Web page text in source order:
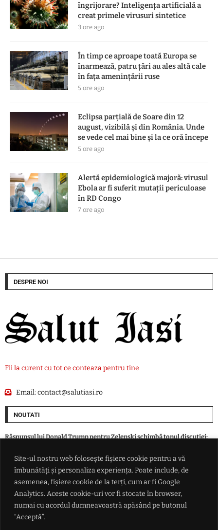
Site-ul nostru web folosește fișiere cookie pentru a vă
îmbunătăți și personaliza experiența. Poate include, de
asemenea, fișiere cookie de la terți, cum ar fi Google
Analytics. Aceste cookie-uri vor fi stocate în browser,
numai cu acordul dumneavoastră apăsând pe butonul
“Acceptă”.
îngrijorare? Inteligența artificială a
creat primele virusuri sintetice
3 ore ago
În timp ce aproape toată Europa se
înarmează, patru ţări au ales altă cale
în faţa ameninţării ruse
5 ore ago
Eclipsa parțială de Soare din 12
august, vizibilă și din România. Unde
se vede cel mai bine și la ce oră începe
5 ore ago
Alertă epidemiologică majoră: virusul
Ebola ar fi suferit mutații periculoase
în RD Congo
7 ore ago
DESPRE NOI
Fii la curent cu tot ce conteaza pentru tine
Email:contact@salutiasi.ro
NOUTATI
Răspunsul lui Donald Trump pentru Zelenski schimbă tonul discuției:
Revoluție în medicină sau motiv de îngrijorare? Inteligența artificială a
creat primele virusuri sintetice
În timp ce aproape toată Europa se înarmează, patru ţări au ales altă
cale în faţa ameninţării ruse